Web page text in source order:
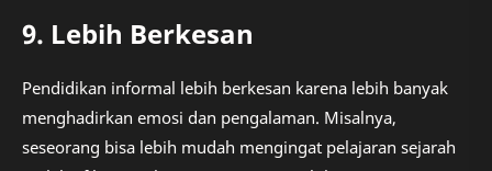
9. Lebih Berkesan
Pendidikan informal lebih berkesan karena lebih banyak
menghadirkan emosi dan pengalaman. Misalnya,
seseorang bisa lebih mudah mengingat pelajaran sejarah